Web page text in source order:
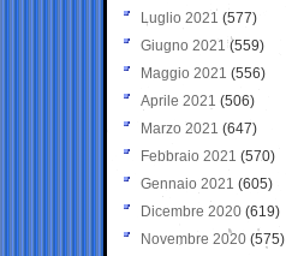
Luglio 2021 (577)
Giugno 2021(559)
Maggio 2021 (556)
Aprile 2021 (506)
Marzo 2021 (647)
Febbraio 2021 (570)
Gennaio 2021 (605)
Dicembre 2020 (619)
Novembre 2020 (575)